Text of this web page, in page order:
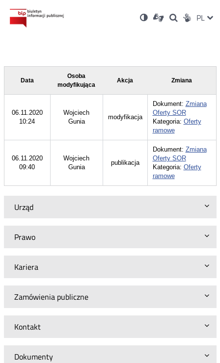
Ustawienia
Wersja
kontrastowa
Dla
niesłyszących
OtwórzOtwórz
w
Otwórz
w
Social PL
Urząd
Prawo
Kariera
Zamówienia publiczne
Kontakt
Dokumenty
Data
Osoba
modyfikująca
Akcja Zmiana
06.11.2020
10:24
Wojciech
Gunia
modyfikacja
Dokument: Zmiana
Oferty SOR
Kategoria: Oferty
ramowe
06.11.2020
09:40
Wojciech
Gunia
publikacja
Dokument: Zmiana
Oferty SOR
Kategoria: Oferty
ramowe